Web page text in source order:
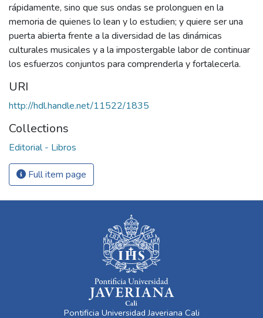
rápidamente, sino que sus ondas se prolonguen en la
memoria de quienes lo lean y lo estudien; y quiere ser una
puerta abierta frente a la diversidad de las dinámicas
culturales musicales y a la impostergable labor de continuar
los esfuerzos conjuntos para comprenderla y fortalecerla.
URI
http://hdl.handle.net/11522/1835
Collections
Editorial - Libros
Full item page
Pontificia Universidad Javeriana Cali